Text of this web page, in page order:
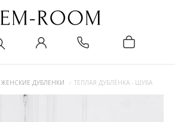
ЖЕНСКИЕ ДУБЛЕНКИ ТЕПЛАЯ ДУБЛЁНКА - ШУБА